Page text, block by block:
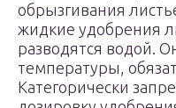
обрызгивания
жидкие удобрения
разводятся водой.
температуры,
Категорически